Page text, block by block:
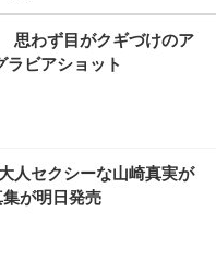
スクチェア 疲れない テレ
レスト 30度ロッキング機
ート 90度跳ね上げ式アーム
ッシュ ゲーミング/勉強/事
ェア (ブラック)
スクチェア 疲れない テレ
レスト 30度ロッキング機
ト 90度跳ね上げ式アーム
モニター DualSense 充電
27インチ 液晶モニタ
VA 非光沢 HDMI/DisplayP
高さ調整 スイベル VESA対
オムツ L 中型犬用 26枚入
ーシック) 【Amazon.co.jp
リスオーヤマ ペットシーツ
枚入 (x 1) (ケース販売)
わず目がクギづけのア
ビアショット
人セクシーな山崎真実が
が明日発売